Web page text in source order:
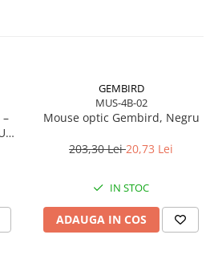
–
GEMBIRD
MUS-4B-02
Mouse optic Gembird, Negru
203,30 Lei20,73 Lei
IN STOC
ADAUGA IN COS